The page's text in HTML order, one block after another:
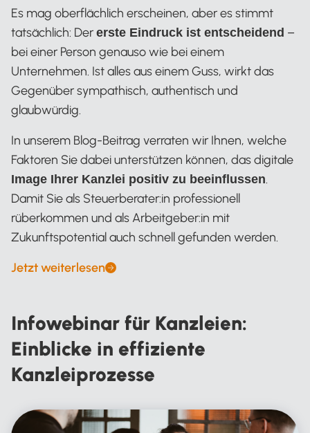
Es mag oberflächlich erscheinen, aber es stimmt
tatsächlich: Der erste Eindruck ist entscheidend –
bei einer Person genauso wie bei einem
Unternehmen. Ist alles aus einem Guss, wirkt das
Gegenüber sympathisch, authentisch und
glaubwürdig.
In unserem Blog-Beitrag verraten wir Ihnen, welche
Faktoren Sie dabei unterstützen können, das digitale
Image Ihrer Kanzlei positiv zu beeinflussen.
Damit Sie als Steuerberater:in professionell
rüberkommen und als Arbeitgeber:in mit
Zukunftspotential auch schnell gefunden werden.
Jetzt weiterlesen
Infowebinar für Kanzleien:
Einblicke in effiziente
Kanzleiprozesse